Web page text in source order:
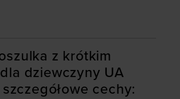
z krótkim
dziewczyny UA
cechy: